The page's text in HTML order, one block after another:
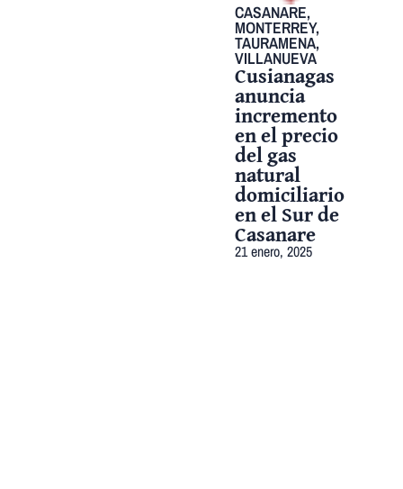
CASANARE,
MONTERREY,
TAURAMENA,
VILLANUEVA
Cusianagas
anuncia
incremento
en el precio
del gas
natural
domiciliario
en el Sur de
Casanare
21 enero, 2025